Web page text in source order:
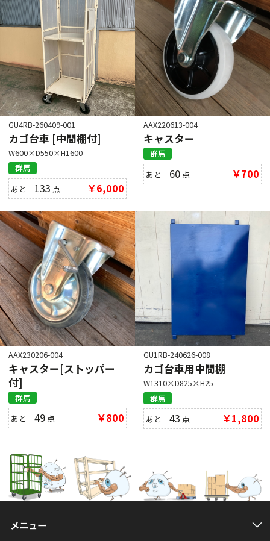
GU4RB-260409-001
カゴ台車 [中間棚付]
W600×D550×H1600
群馬
あと 133 点 ￥6,000
AAX220613-004
キャスター
群馬
あと 60 点 ￥700
AAX230206-004
キャスター[ストッパー
付]
群馬
あと49 点 ￥800
GU1RB-240626-008
カゴ台車用中間棚
W1310×D825×H25
群馬
あと43 点 ￥1,800
メニュー